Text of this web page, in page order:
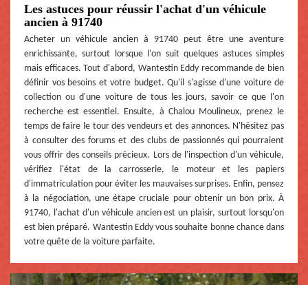
Les astuces pour réussir l'achat d'un véhicule
ancien à 91740
Acheter un véhicule ancien à 91740 peut être une aventure
enrichissante, surtout lorsque l'on suit quelques astuces simples
mais efficaces. Tout d'abord, Wantestin Eddy recommande de bien
définir vos besoins et votre budget. Qu'il s'agisse d'une voiture de
collection ou d'une voiture de tous les jours, savoir ce que l'on
recherche est essentiel. Ensuite, à Chalou Moulineux, prenez le
temps de faire le tour des vendeurs et des annonces. N'hésitez pas
à consulter des forums et des clubs de passionnés qui pourraient
vous offrir des conseils précieux. Lors de l'inspection d'un véhicule,
vérifiez l'état de la carrosserie, le moteur et les papiers
d'immatriculation pour éviter les mauvaises surprises. Enfin, pensez
à la négociation, une étape cruciale pour obtenir un bon prix. À
91740, l'achat d'un véhicule ancien est un plaisir, surtout lorsqu'on
est bien préparé. Wantestin Eddy vous souhaite bonne chance dans
votre quête de la voiture parfaite.